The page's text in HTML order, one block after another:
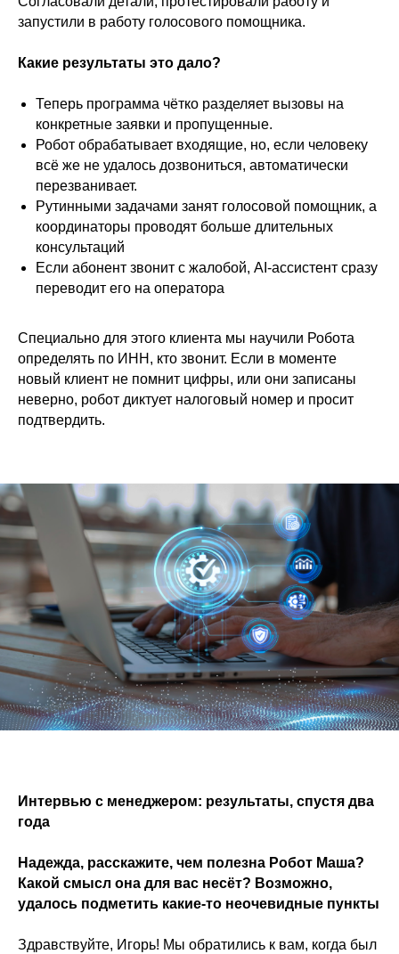
запустили в работу голосового помощника.
Какие результаты это дало?
Теперь программа чётко разделяет вызовы на
конкретные заявки и пропущенные.
Робот обрабатывает входящие, но, если человеку
всё же не удалось дозвониться, автоматически
перезванивает.
Рутинными задачами занят голосовой помощник, а
координаторы проводят больше длительных
консультаций
Если абонент звонит с жалобой, AI-ассистент сразу
переводит его на оператора
Специально для этого клиента мы научили Робота
определять по ИНН, кто звонит. Если в моменте
новый клиент не помнит цифры, или они записаны
неверно, робот диктует налоговый номер и просит
подтвердить.
Интервью с менеджером: результаты, спустя два
года
Надежда, расскажите, чем полезна Робот Маша?
Какой смысл она для вас несёт? Возможно,
удалось подметить какие-то неочевидные пункты
Здравствуйте, Игорь! Мы обратились к вам, когда был